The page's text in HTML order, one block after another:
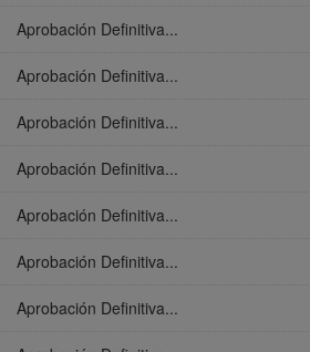
Aprobación Definitiva...
Aprobación Definitiva...
Aprobación Definitiva...
Aprobación Definitiva...
Aprobación Definitiva...
Aprobación Definitiva...
Aprobación Definitiva...